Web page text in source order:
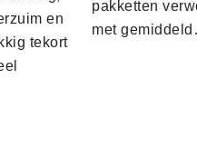
en
tekort
pakketten
met